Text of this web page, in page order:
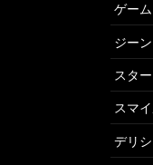
ゲーム
ジー
スタ
スマ
デリ